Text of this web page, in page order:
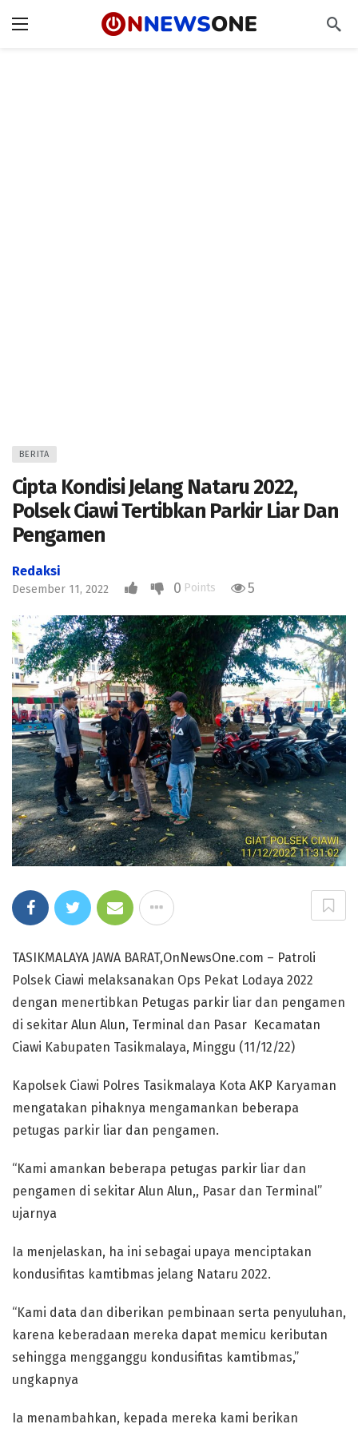
BERITA
Cipta Kondisi Jelang Nataru 2022,
Polsek Ciawi Tertibkan Parkir Liar Dan
Pengamen
Redaksi
Desember 11, 2022 0 Points 5
TASIKMALAYA JAWA BARAT,OnNewsOne.com – Patroli
Polsek Ciawi melaksanakan Ops Pekat Lodaya 2022
dengan menertibkan Petugas parkir liar dan pengamen
di sekitar Alun Alun, Terminal dan Pasar Kecamatan
Ciawi Kabupaten Tasikmalaya, Minggu (11/12/22)
Kapolsek Ciawi Polres Tasikmalaya Kota AKP Karyaman
mengatakan pihaknya mengamankan beberapa
petugas parkir liar dan pengamen.
“Kami amankan beberapa petugas parkir liar dan
pengamen di sekitar Alun Alun,, Pasar dan Terminal”
ujarnya
Ia menjelaskan, ha ini sebagai upaya menciptakan
kondusifitas kamtibmas jelang Nataru 2022.
“Kami data dan diberikan pembinaan serta penyuluhan,
karena keberadaan mereka dapat memicu keributan
sehingga mengganggu kondusifitas kamtibmas,”
ungkapnya
Ia menambahkan, kepada mereka kami berikan